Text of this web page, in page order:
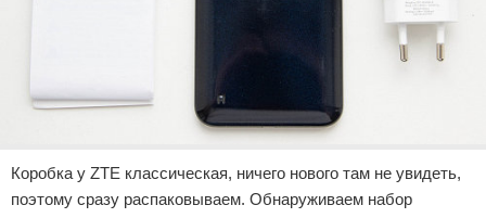
Коробка у ZTE классическая, ничего нового там не увидеть,
поэтому сразу распаковываем. Обнаруживаем набор